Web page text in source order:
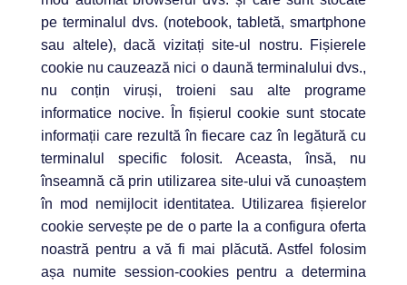
pe terminalul dvs. (notebook, tabletă, smartphone
sau altele), dacă vizitați site-ul nostru. Fișierele
cookie nu cauzează nici o daună terminalului dvs.,
nu conțin viruși, troieni sau alte programe
informatice nocive. În fișierul cookie sunt stocate
informații care rezultă în fiecare caz în legătură cu
terminalul specific folosit. Aceasta, însă, nu
înseamnă că prin utilizarea site-ului vă cunoaștem
în mod nemijlocit identitatea. Utilizarea fișierelor
cookie servește pe de o parte la a configura oferta
noastră pentru a vă fi mai plăcută. Astfel folosim
așa numite session-cookies pentru a determina